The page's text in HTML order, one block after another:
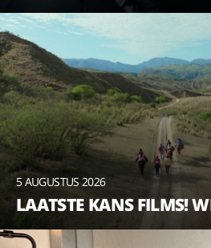
5 AUGUSTUS 2026
LAATSTE KANS FILMS!